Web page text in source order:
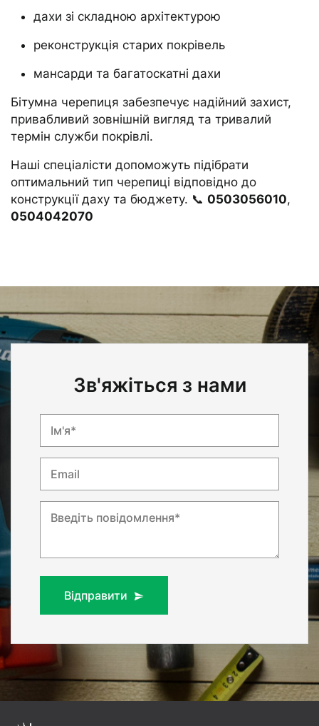
дахи зі складною архітектурою
реконструкція старих покрівель
мансарди та багатоскатні дахи
Бітумна черепиця забезпечує надійний захист,
привабливий зовнішній вигляд та тривалий
термін служби покрівлі.
Наші спеціалісти допоможуть підібрати
оптимальний тип черепиці відповідно до
конструкції даху та бюджету. 📞 0503056010,
0504042070
Зв'яжіться з нами
Ім'я*
Email
Введіть повідомлення*
Відправити